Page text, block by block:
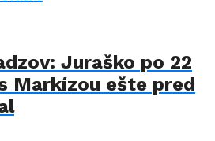
Juraško po 22
Markízou ešte pred